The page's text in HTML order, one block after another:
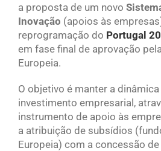
a proposta de um novo
Inovação (apoios às
reprogramação do Portugal
em fase final de aprovação
Europeia.
O objetivo é manter a
investimento empresarial,
instrumento de apoio às
a atribuição de subsídios
Europeia) com a concessão